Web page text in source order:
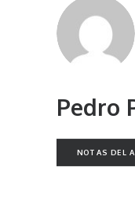
Pedro
NOTAS DEL